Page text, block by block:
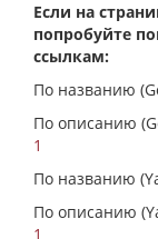
Если на
попробуйте
ссылкам:
По названию
По описанию
1
По названию
По описанию
1